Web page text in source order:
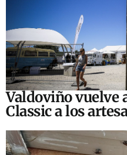
Valdoviño vuelve
Classic a los